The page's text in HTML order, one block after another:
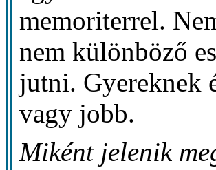
memoriterrel.
nem különböző
jutni. Gyereknek
vagy jobb.
Miként jelenik